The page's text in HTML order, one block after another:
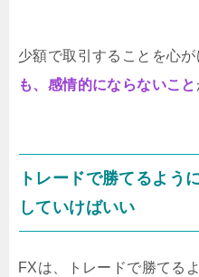
少額で取引することを心が
も、感情的にならないこと
トレードで勝てるよう
していけばいい
FXは、トレードで勝てる